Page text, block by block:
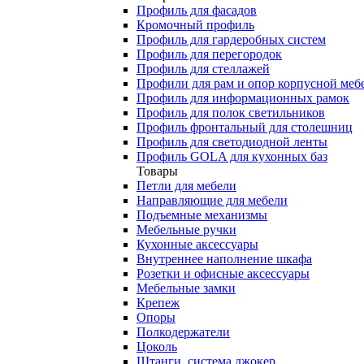
Профиль для фасадов
Кромочный профиль
Профиль для гардеробных систем
Профиль для перегородок
Профиль для стеллажей
Профили для рам и опор корпусной
Профиль для информационных рамок
Профиль для полок светильников
Профиль фронтальный для столешниц
Профиль для светодиодной ленты
Профиль GOLA для кухонных баз
Товары
Петли для мебели
Направляющие для мебели
Подъемные механизмы
Мебельные ручки
Кухонные аксессуары
Внутреннее наполнение шкафа
Розетки и офисные аксессуары
Мебельные замки
Крепеж
Опоры
Полкодержатели
Цоколь
Штанги, система джокер